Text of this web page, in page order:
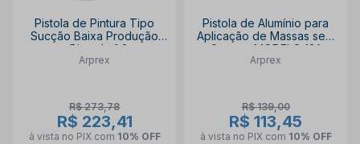
Pistola de Pintura Tipo
Sucção Baixa Produção
com Bico de 1,2mm
MODELO 4CP ARPREX
Arprex
R$ 273,78
R$ 223,41
à vista no PIX com 10% OFF
Pistola de Alumínio para
Aplicação de Massas sem
Caneca MODELO 13A
ARPREX
Arprex
R$ 139,00
R$ 113,45
à vista no PIX com 10% OFF